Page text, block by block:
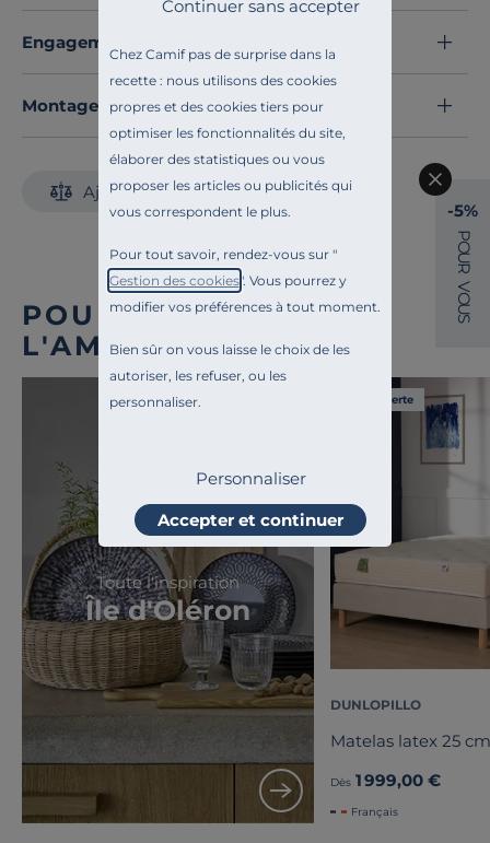
Chez Camif pas de surprise dans la
recette : nous utilisons des cookies
propres et des cookies tiers pour
optimiser les fonctionnalités du site,
élaborer des statistiques ou vous
proposer les articles ou publicités qui
vous correspondent le plus.
Pour tout savoir, rendez-vous sur "
Gestion des cookies". Vous pourrez y
modifier vos préférences à tout moment.
Bien sûr on vous laisse le choix de les
autoriser, les refuser, ou les
personnaliser.
Continuer sans accepter
Personnaliser
Accepter et continuer
créativité et qualité pour une décoration audacieuse et
raffinée.
Découvrez toute notre sélection : Tableaux
Engagements et traçabilité
Montage et conseils d'entretien
Ajouter au comparateur
POUR COMPLÉTER
L'AMBIANCE
Toute l'inspiration
Île d'Oléron
Liv. offerte
DUNLOPILLO
Matelas latex 25
Dès 1 999,00 €
Français
-5%
P
O
U
R
V
O
U
S